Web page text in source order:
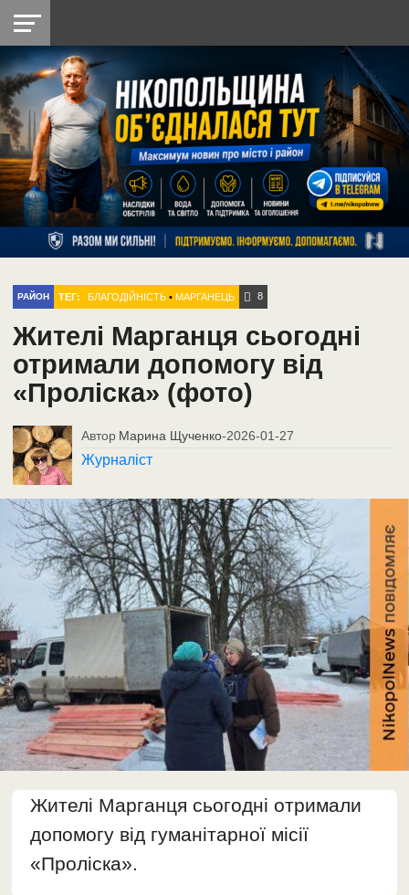
НІКОПОЛЬ
РАЙОН
СІЧЕСЛАВСЬКА
УКРАЇНА
РЕТРО
НІКОПОЛЬ
ЛАЙТ
УКРАЇНА
ДОПОМОГА
РАДІО
РАЙОН ТЕГ: БЛАГОДІЙНІСТЬ •МАРГАНЕЦЬ 8
Жителі Марганця сьогодні
отримали допомогу від
«Проліска» (фото)
Автор Марина Щученко-2026-01-27
Журналіст
Жителі Марганця сьогодні отримали
допомогу від гуманітарної місії
«Проліска».